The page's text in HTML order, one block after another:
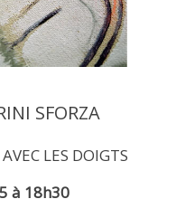
SFORZA
LES DOIGTS
à 18h30